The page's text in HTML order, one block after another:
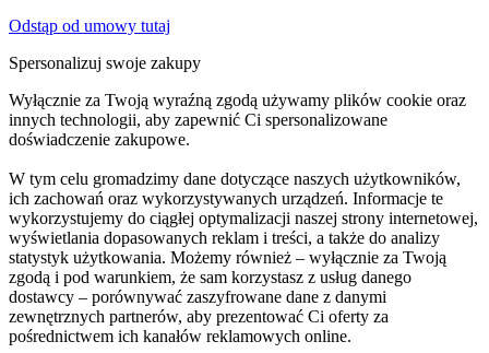
Odstąp od umowy tutaj
Spersonalizuj swoje zakupy
Wyłącznie za Twoją wyraźną zgodą używamy plików cookie oraz
innych technologii, aby zapewnić Ci spersonalizowane
doświadczenie zakupowe.
W tym celu gromadzimy dane dotyczące naszych użytkowników,
ich zachowań oraz wykorzystywanych urządzeń. Informacje te
wykorzystujemy do ciągłej optymalizacji naszej strony internetowej,
wyświetlania dopasowanych reklam i treści, a także do analizy
statystyk użytkowania. Możemy również – wyłącznie za Twoją
zgodą i pod warunkiem, że sam korzystasz z usług danego
dostawcy – porównywać zaszyfrowane dane z danymi
zewnętrznych partnerów, aby prezentować Ci oferty za
pośrednictwem ich kanałów reklamowych online.